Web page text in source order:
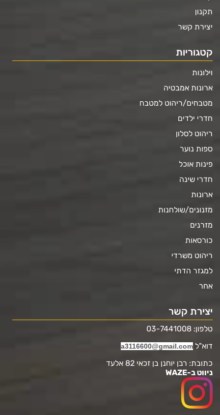
תקנון
יצירת קשר
קטגוריות
וילונות
ארונות אמבטיה
מטבחים/ריהוט למטבח
חדרי ילדים
ריהוט לסלון
ספות נוער
פינות אוכל
חדרי שינה
ארונות
מזנונים/שולחנות
מזרנים
כורסאות
ריהוט משרדי
למגזר הדתי
אחר
יצירת קשר
טלפון: 03-7441008
דוא"ל a3116600@gmail.com
כתובת: רבן יוחנן בן זכאי 82 אלעד
ניווט ב-WAZE